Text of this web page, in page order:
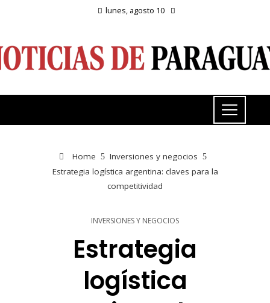
lunes, agosto 10
Home
Inversiones y negocios
Estrategia logística argentina: claves para la
competitividad
INVERSIONES Y NEGOCIOS
Estrategia
logística